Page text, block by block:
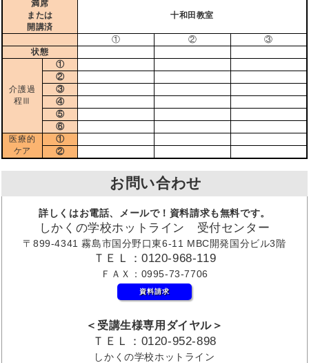
満席
または
開講済
十和田教室
① ②
③
状態
介護過
程Ⅲ
①
②
③
④
⑤
⑥
医療的
ケア
①
②
お問い合わせ
詳しくはお電話、メールで！資料請求も無料です。
しかくの学校ホットライン 受付センター
〒899-4341 霧島市国分野口東6-11 MBC開発国分ビル3階
ＴＥＬ：0120-968-119
ＦＡＸ：0995-73-7706
資料請求
＜受講生様専用ダイヤル＞
ＴＥＬ：0120-952-898
しかくの学校ホットライン